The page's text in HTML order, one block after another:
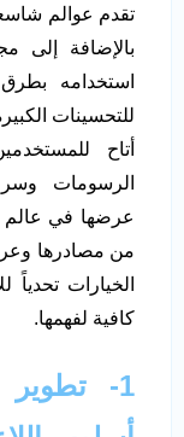
تقدم عوالم
بالإضافة إلى
استخدامه
للتحسينات
أتاح
الرسومات
عرضها في عالم
من مصادرها
الخيارات
كافية لفهمها.
1-